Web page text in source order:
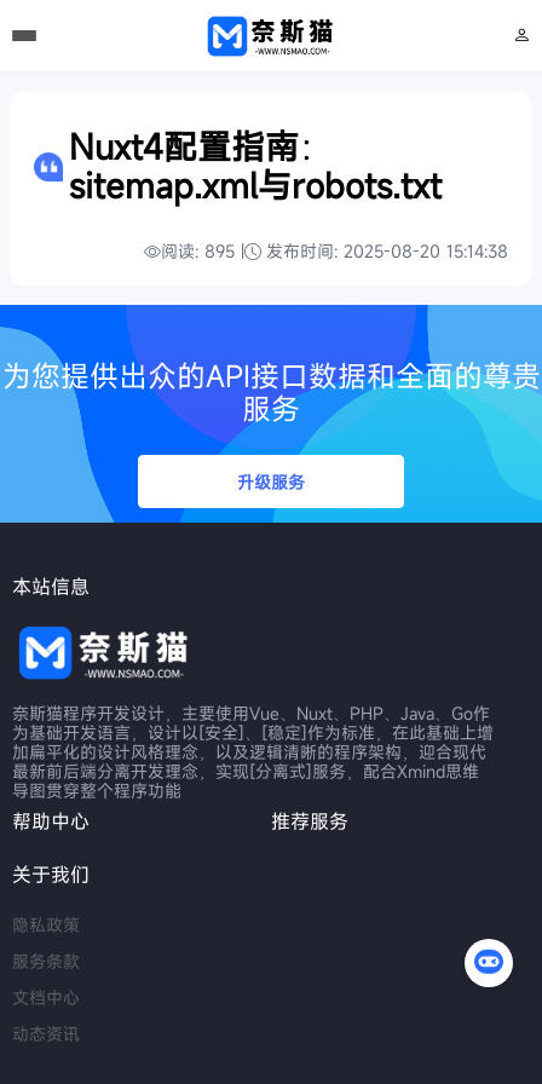
Nuxt4配置指南：
sitemap.xml与robots.txt
阅读: 895 | 发布时间: 2025-08-20 15:14:38
为您提供出众的API接口数据和全面的尊贵
服务
升级服务
本站信息
奈斯猫程序开发设计，主要使用Vue、Nuxt、PHP、Java、Go作
为基础开发语言，设计以[安全]、[稳定]作为标准，在此基础上增
加扁平化的设计风格理念，以及逻辑清晰的程序架构，迎合现代
最新前后端分离开发理念，实现[分离式]服务，配合Xmind思维
导图贯穿整个程序功能
帮助中心
推荐服务
关于我们
隐私政策
服务条款
文档中心
动态资讯